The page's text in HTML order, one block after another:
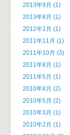
2013年9月 (1)
2013年8月 (1)
2012年1月 (1)
2011年11月 (1)
2011年10月 (3)
2011年8月 (1)
2011年5月 (1)
2010年8月 (2)
2010年5月 (2)
2010年3月 (1)
2010年2月 (1)